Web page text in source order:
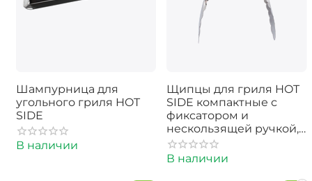
Шампурница для
угольного гриля HOT
SIDE
В наличии
Щипцы для гриля HOT
SIDE компактные с
фиксатором и
нескользящей ручкой,
23 см
В наличии